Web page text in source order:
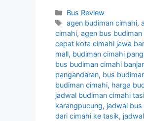
Categories
Bus Review
Tags
agen budiman cimahi,
cimahi, agen bus
cepat kota cimahi jawa
mall, budiman cimahi
bus budiman cimahi banjar
pangandaran, bus
budiman cimahi, harga
jadwal budiman cimahi
karangpucung, jadwal
dari cimahi ke tasik,